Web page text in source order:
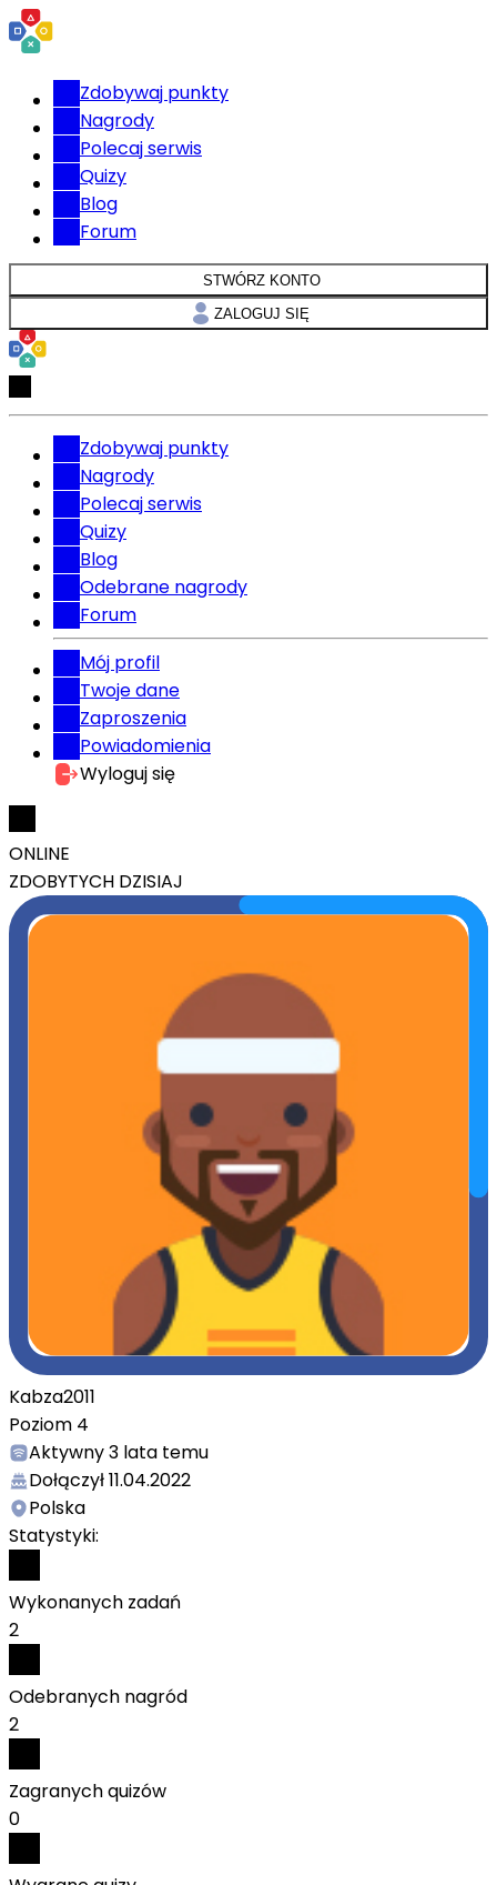
Zdobywaj punkty
Nagrody
Polecaj serwis
Quizy
Blog
Forum
STWÓRZ KONTO
ZALOGUJ SIĘ
Zdobywaj punkty
Nagrody
Polecaj serwis
Quizy
Blog
Odebrane nagrody
Forum
Mój profil
Twoje dane
Zaproszenia
Powiadomienia
Wyloguj się
ONLINE
ZDOBYTYCH DZISIAJ
Kabza2011
Poziom 4
Aktywny3 lata temu
Dołączył11.04.2022
Polska
Statystyki:
Wykonanych zadań
2
Odebranych nagród
2
Zagranych quizów
0